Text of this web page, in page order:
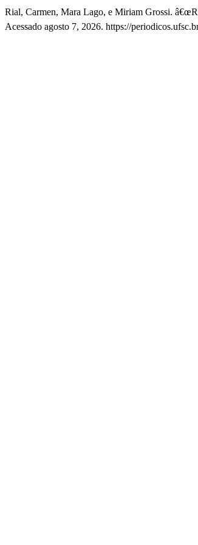
Rial, Carmen, Mara Lago, e Miriam Grossi.
Acessado agosto 7, 2026. https://